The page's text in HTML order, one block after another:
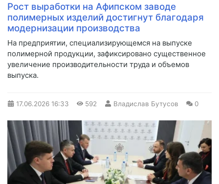
Рост выработки на Афипском заводе
полимерных изделий достигнут благодаря
модернизации производства
На предприятии, специализирующемся на выпуске
полимерной продукции, зафиксировано существенное
увеличение производительности труда и объемов
выпуска.
17.06.2026 16:33 592 Владислав Бутусов 0